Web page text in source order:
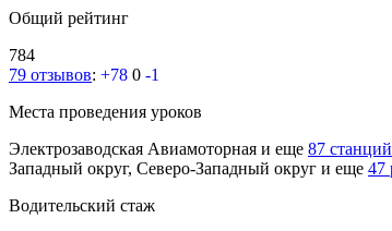
Общий рейтинг
784
79 отзывов: +78 0 -1
Места проведения уроков
Электрозаводская Авиамоторная и еще 87 станций
Западный округ, Северо-Западный округ и еще 47
Водительский стаж